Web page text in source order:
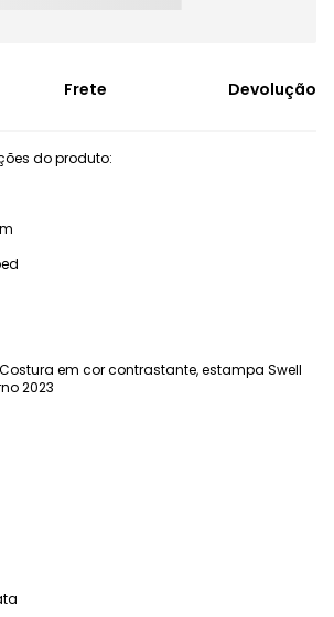
Frete Devolução
do produto:
em cor contrastante, estampa Swell
2023